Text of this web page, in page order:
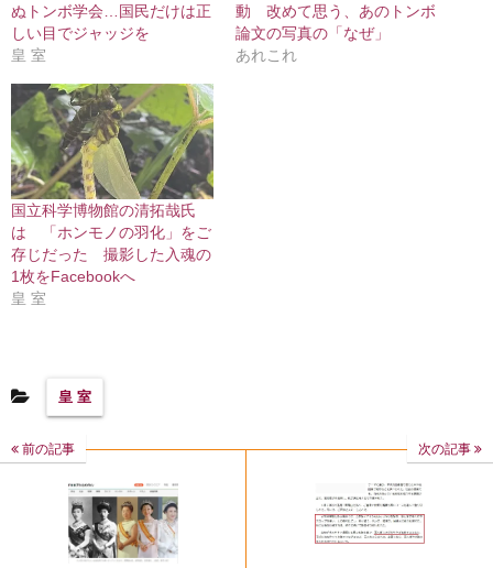
ぬトンボ学会…国民だけは正
しい目でジャッジを
皇 室
動 改めて思う、あのトンボ
論文の写真の「なぜ」
あれこれ
国立科学博物館の清拓哉氏
は 「ホンモノの羽化」をご
存じだった 撮影した入魂の
1枚をFacebookへ
皇 室
皇 室
前の記事 次の記事